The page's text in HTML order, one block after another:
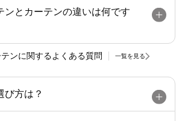
ンとカーテンの違いは何です
ンに関するよくある質問 一覧を見る
び方は？